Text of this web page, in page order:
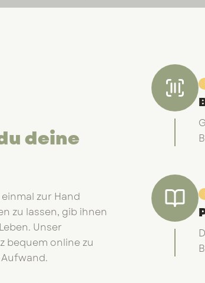
deine
zur Hand
zu lassen, gib ihnen
Unser
bequem online zu